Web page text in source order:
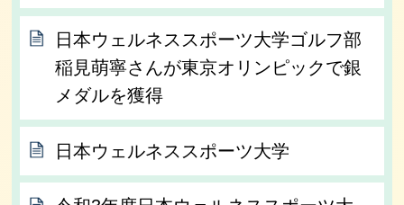
日本ウェルネススポーツ大学ゴルフ部
稲見萌寧さんが東京オリンピックで銀
メダルを獲得
日本ウェルネススポーツ大学